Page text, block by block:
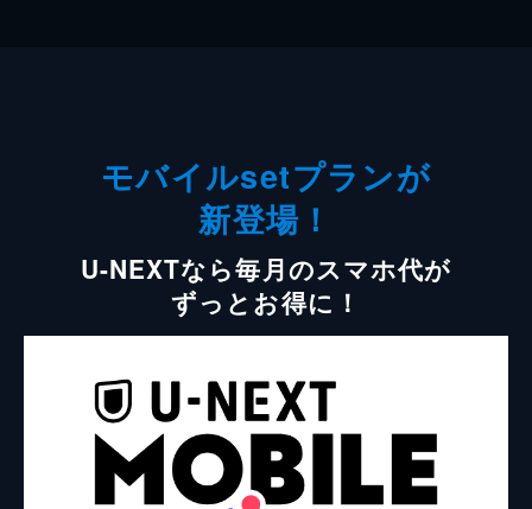
モバイルsetプランが
新登場！
U-NEXTなら毎月のスマホ代が
ずっとお得に！